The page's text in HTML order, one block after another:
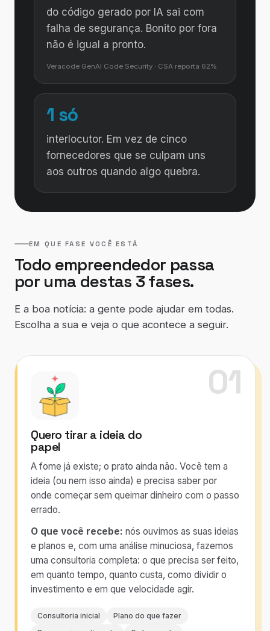
do código gerado por IA sai com
falha de segurança. Bonito por fora
não é igual a pronto.
Veracode GenAI Code Security · CSA reporta 62%
1 só
interlocutor. Em vez de cinco
fornecedores que se culpam uns
aos outros quando algo quebra.
EM QUE FASE VOCÊ ESTÁ
Todo empreendedor passa
por uma destas 3 fases.
E a boa notícia: a gente pode ajudar em todas.
Escolha a sua e veja o que acontece a seguir.
01
Quero tirar a ideia do
papel
A fome já existe; o prato ainda não. Você tem a
ideia (ou nem isso ainda) e precisa saber por
onde começar sem queimar dinheiro com o passo
errado.
O que você recebe: nós ouvimos as suas ideias
e planos e, com uma análise minuciosa, fazemos
uma consultoria completa: o que precisa ser feito,
em quanto tempo, quanto custa, como dividir o
investimento e em que velocidade agir.
Consultoria inicial
Plano do que fazer